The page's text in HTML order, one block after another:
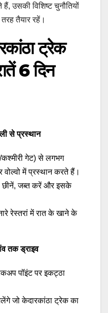
उसकी विशिष्ट चुनौतियों
तैयार रहें।
ट्रेक
6 दिन
से प्रस्थान
गेट) से लगभग
में प्रस्थान करते हैं।
छीनें, जब्त करें और इसके
रेस्तरां में रात के खाने के
तक ड्राइव
पॉइंट पर इकट्ठा
जो केदारकांठा ट्रेक का